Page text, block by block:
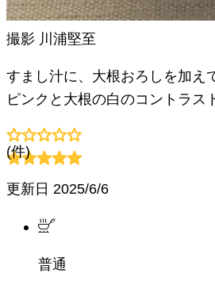
撮影 川浦堅至
すまし汁に、大根おろしを加え
ピンクと大根の白のコントラス
(件)
更新日 2025/6/6
普通